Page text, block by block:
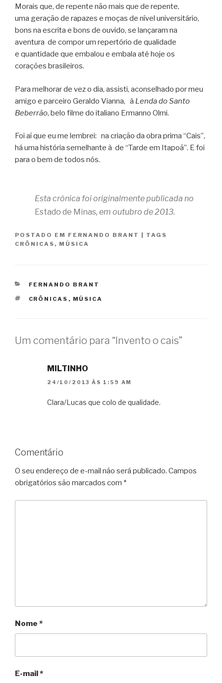
Morais que, de repente não mais que de repente,
uma geração de rapazes e moças de nível universitário,
bons na escrita e bons de ouvido, se lançaram na
aventura de compor um repertório de qualidade
e quantidade que embalou e embala até hoje os
corações brasileiros.
Para melhorar de vez o dia, assisti, aconselhado por meu
amigo e parceiro Geraldo Vianna, à Lenda do Santo
Beberrão, belo filme do italiano Ermanno Olmi.
Foi aí que eu me lembrei: na criação da obra prima “Cais”,
há uma história semelhante à de “Tarde em Itapoã”. E foi
para o bem de todos nós.
Esta crônica foi originalmente publicada no
Estado de Minas, em outubro de 2013.
POSTADO EM FERNANDO BRANT | TAGS
CRÔNICAS , MÚSICA
CATEGORIAS
FERNANDO BRANT
TAGS
CRÔNICAS , MÚSICA
Um comentário para “Invento o cais”
MILTINHO
24/10/2013 ÀS 1:59 AM
Clara/Lucas que colo de qualidade.
Comentário
O seu endereço de e-mail não será publicado. Campos
obrigatórios são marcados com *
Nome *
E-mail *